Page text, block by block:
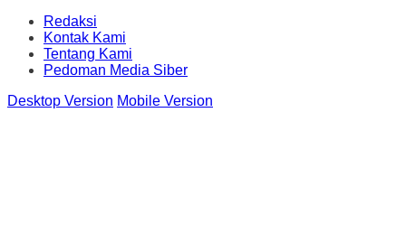
Redaksi
Kontak Kami
Tentang Kami
Pedoman Media Siber
Desktop Version Mobile Version